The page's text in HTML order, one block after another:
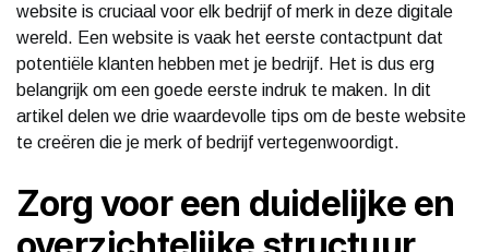
website is cruciaal voor elk bedrijf of merk in deze digitale
wereld. Een website is vaak het eerste contactpunt dat
potentiële klanten hebben met je bedrijf. Het is dus erg
belangrijk om een goede eerste indruk te maken. In dit
artikel delen we drie waardevolle tips om de beste website
te creëren die je merk of bedrijf vertegenwoordigt.
Zorg voor een duidelijke en